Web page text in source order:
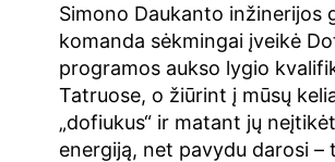
Simono Daukanto inžinerijos
komanda sėkmingai įveikė
programos aukso lygio
Tatruose, o žiūrint į mūsų
„dofiukus“ ir matant jų
energiją, net pavydu darosi –